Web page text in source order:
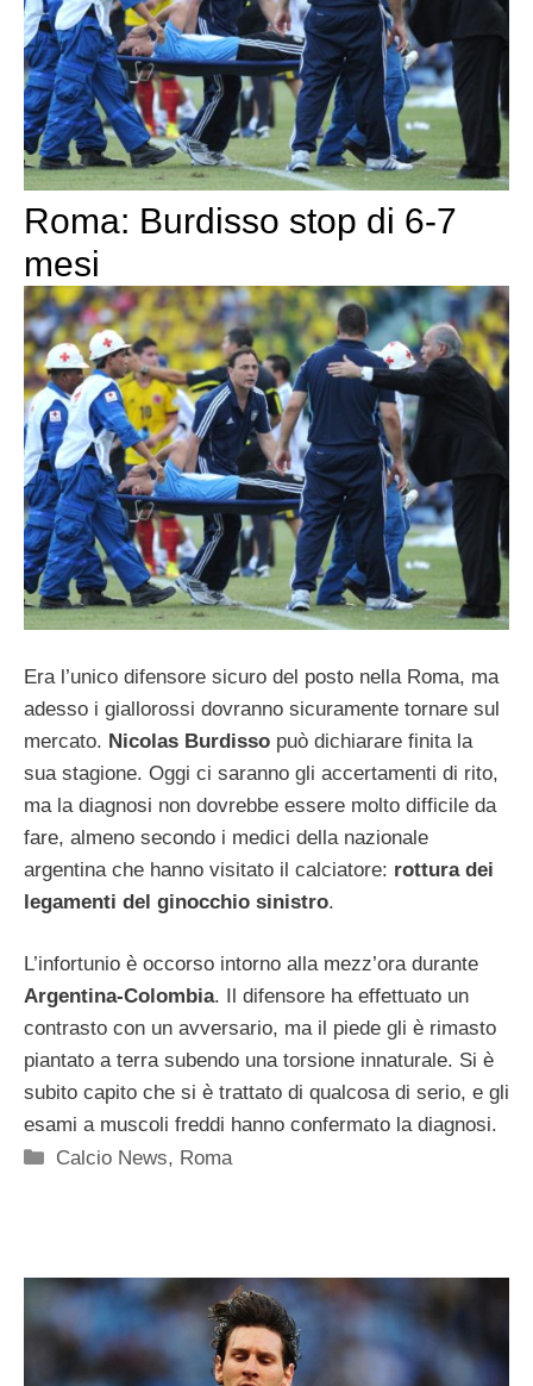
Roma: Burdisso stop di 6-7
mesi
Era l’unico difensore sicuro del posto nella Roma, ma
adesso i giallorossi dovranno sicuramente tornare sul
mercato. Nicolas Burdisso può dichiarare finita la
sua stagione. Oggi ci saranno gli accertamenti di rito,
ma la diagnosi non dovrebbe essere molto difficile da
fare, almeno secondo i medici della nazionale
argentina che hanno visitato il calciatore: rottura dei
legamenti del ginocchio sinistro.
L’infortunio è occorso intorno alla mezz’ora durante
Argentina-Colombia. Il difensore ha effettuato un
contrasto con un avversario, ma il piede gli è rimasto
piantato a terra subendo una torsione innaturale. Si è
subito capito che si è trattato di qualcosa di serio, e gli
esami a muscoli freddi hanno confermato la diagnosi.
Categorie
Calcio News, Roma